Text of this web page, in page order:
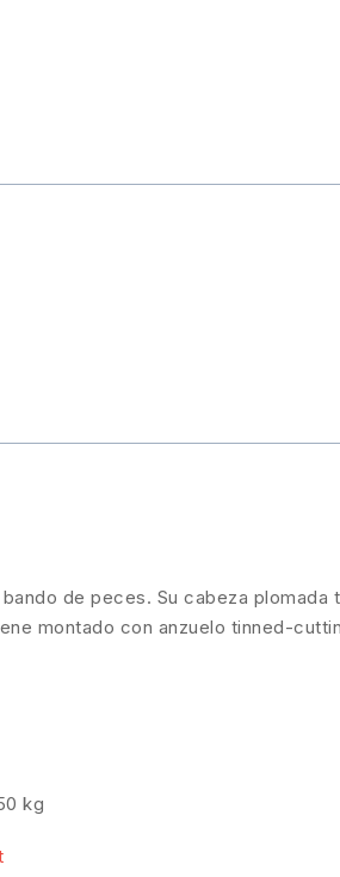
de peces. Su cabeza
montado con anzuelo tinned-
kg